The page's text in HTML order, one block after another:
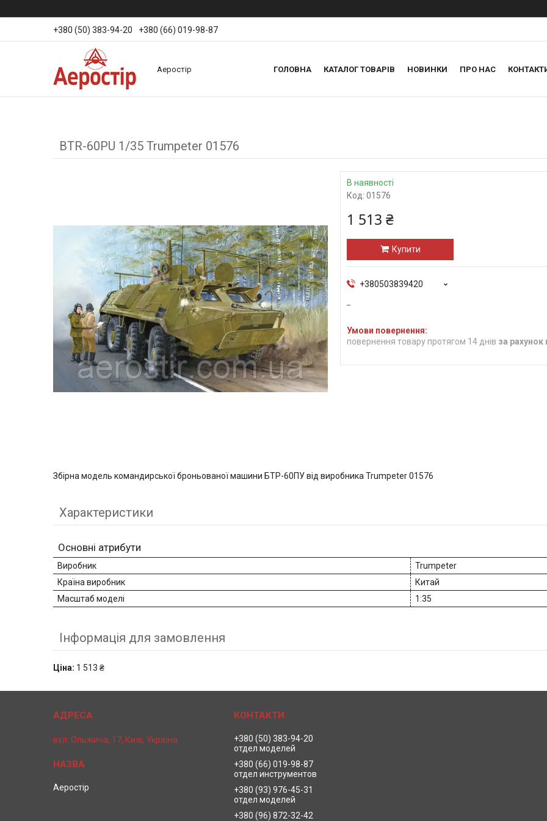
+380 (50) 383-94-20 +380 (66) 019-98-87
Аеростір ГОЛОВНА КАТАЛОГ ТОВАРІВ НОВИНКИ ПРО НАС
BTR-60PU 1/35 Trumpeter 01576
В наявності
Код: 01576
1 513 ₴
Купити
+380503839420
повернення товару протягом 14 днів за рахунок
Збірна модель командирської броньованої машини БТР-60ПУ від виробника Trumpeter 01576
Характеристики
Основні атрибути
Виробник
Trumpeter
Країна виробник
Китай
Масштаб моделі
1:35
Інформація для замовлення
Ціна: 1 513 ₴
вул. Ольжича, 17, Київ, Україна
Аеростір
+380 (50) 383-94-20
отдел моделей
+380 (66) 019-98-87
отдел инструментов
+380 (93) 976-45-31
отдел моделей
+380 (96) 872-32-42